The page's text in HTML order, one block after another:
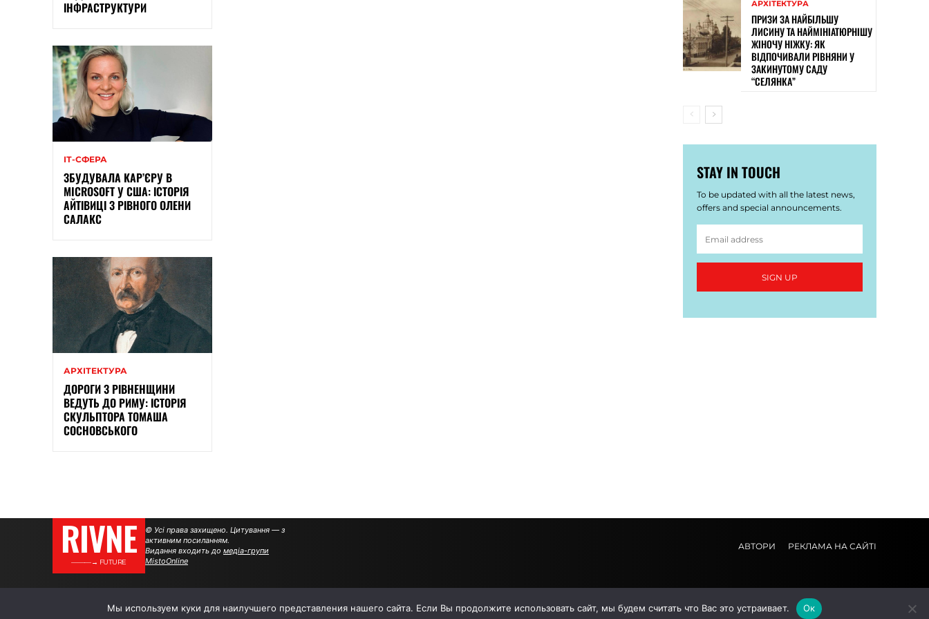
ІНФРАСТРУКТУРИ
ІТ-СФЕРА
ЗБУДУВАЛА КАР’ЄРУ В
MICROSOFT У США: ІСТОРІЯ
АЙТІВИЦІ З РІВНОГО ОЛЕНИ
САЛАКС
АРХІТЕКТУРА
ДОРОГИ З РІВНЕНЩИНИ
ВЕДУТЬ ДО РИМУ: ІСТОРІЯ
СКУЛЬПТОРА ТОМАША
СОСНОВСЬКОГО
АРХІТЕКТУРА
ПРИЗИ ЗА НАЙБІЛЬШУ
ЛИСИНУ ТА НАЙМІНІАТЮРНІШУ
ЖІНОЧУ НІЖКУ: ЯК
ВІДПОЧИВАЛИ РІВНЯНИ У
ЗАКИНУТОМУ САДУ
“СЕЛЯНКА”
STAY IN TOUCH
To be updated with all the latest news,
offers and special announcements.
SIGN UP
RIVNE
———→ FUTURE
© Усі права захищено. Цитування — з
активним посиланням.
Видання входить до медіа-групи
MistoOnline
АВТОРИ РЕКЛАМА НА САЙТІ
Мы используем куки для наилучшего представления нашего сайта. Если Вы продолжите использовать сайт, мы будем считать что Вас это устраивает. Ок